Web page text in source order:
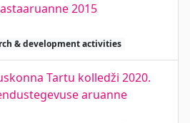
2015
& development activities
Tartu kolledži 2020.
aruanne